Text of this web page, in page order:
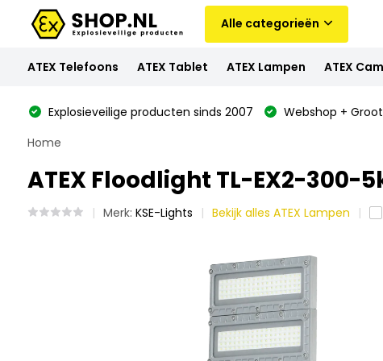
Alle categorieën
ATEX Telefoons ATEX Tablet ATEX Lampen ATEX
Explosieveilige producten sinds 2007 Webshop +
Home
ATEX Floodlight TL-EX2-300-
Merk: KSE-Lights Bekijk alles ATEX Lampen